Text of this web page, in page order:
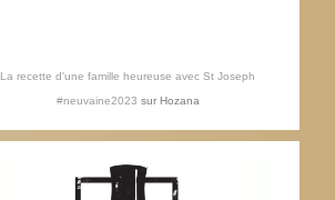
La recette d'une famille heureuse avec St Joseph
#neuvaine2023 sur Hozana